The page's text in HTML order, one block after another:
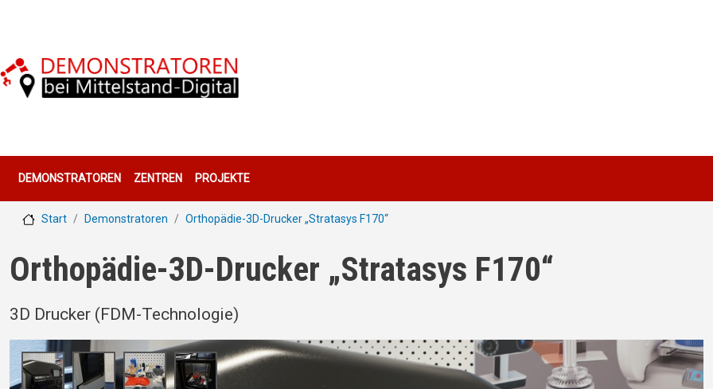
Hauptnavigation
DEMONSTRATOREN ZENTREN PROJEKTE
Start Demonstratoren Orthopädie-3D-Drucker „Stratasys F170“
Orthopädie-3D-Drucker „Stratasys F170“
3D Drucker (FDM-Technologie)